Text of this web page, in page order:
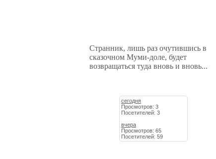
Странник, лишь раз очутившись в
сказочном Муми-доле, будет
возвращаться туда вновь и вновь...
сегодня
Просмотров: 3
Посетителей: 3
вчера
Просмотров: 65
Посетителей: 59